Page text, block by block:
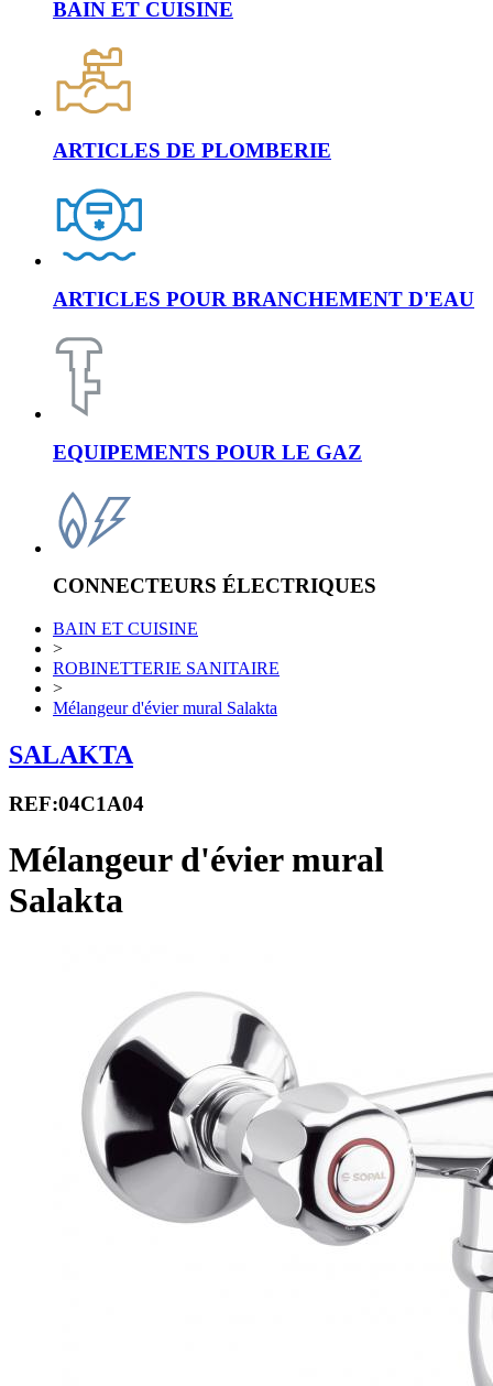
BAIN ET CUISINE
ARTICLES DE PLOMBERIE
ARTICLES POUR BRANCHEMENT D'EAU
EQUIPEMENTS POUR LE GAZ
CONNECTEURS ÉLECTRIQUES
BAIN ET CUISINE
>
ROBINETTERIE SANITAIRE
>
Mélangeur d'évier mural Salakta
SALAKTA
REF:04C1A04
Mélangeur d'évier mural
Salakta